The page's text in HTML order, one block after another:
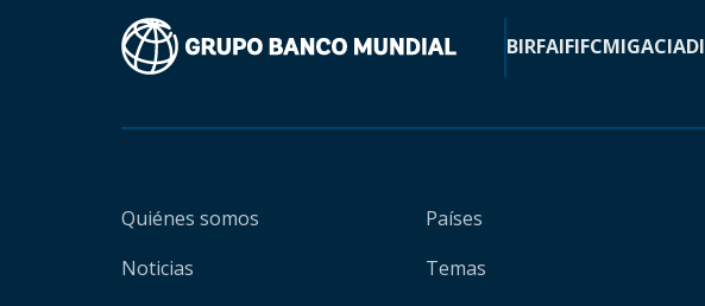
BIRFAIFIFCMIGACIADI
Quiénes somos
Noticias
Países
Temas